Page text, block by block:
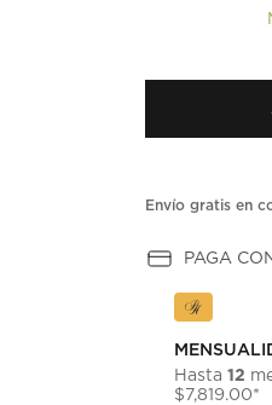
Envío gratis en
PAGA
Hasta12
$7,819.00*